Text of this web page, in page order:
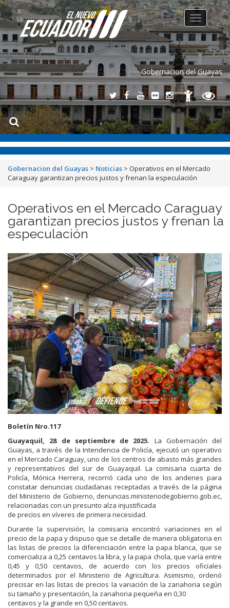
Gobernacion del Guayas
Toggle
navigation
Gobernacion del Guayas > Noticias > Operativos en el Mercado
Caraguay garantizan precios justos y frenan la especulación
Operativos en el Mercado Caraguay
garantizan precios justos y frenan la
especulación
Boletín Nro.117
Guayaquil, 28 de septiembre de 2025. La Gobernación del
Guayas, a través de la Intendencia de Policía, ejecutó un operativo
en el Mercado Caraguay, uno de los centros de abasto más grandes
y representativos del sur de Guayaquil. La comisaria cuarta de
Policía, Mónica Herrera, recorrió cada uno de los andenes para
constatar denuncias ciudadanas receptadas a través de la página
del Ministerio de Gobierno, denuncias.ministeriodegobierno.gob.ec,
relacionadas con un presunto alza injustificada
de precios en víveres de primera necesidad.
Durante la supervisión, la comisaria encontró variaciones en el
precio de la papa y dispuso que se detalle de manera obligatoria en
las listas de precios la diferenciación entre la papa blanca, que se
comercializa a 0,25 centavos la libra, y la papa chola, que varía entre
0,45 y 0,50 centavos, de acuerdo con los precios oficiales
determinados por el Ministerio de Agricultura. Asimismo, ordenó
precisar en las listas de precios la variación de la zanahoria según
su tamaño y presentación, la zanahoria pequeña en 0,30
centavos y la grande en 0,50 centavos.